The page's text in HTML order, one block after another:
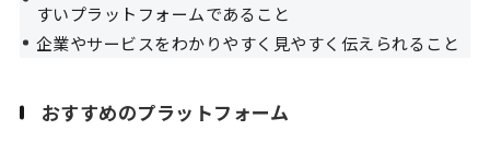
すいプラットフォームであること
企業やサービスをわかりやすく見やすく伝えられること
おすすめのプラットフォーム